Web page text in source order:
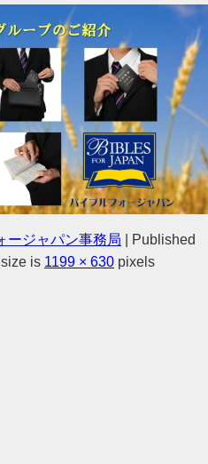
ージャパン事務局
Published
is 1199 × 630 pixels